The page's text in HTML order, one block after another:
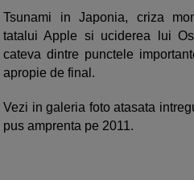
Tsunami in Japonia, criza
tatalui Apple si uciderea lui
cateva dintre punctele
apropie de final.
Vezi in galeria foto atasata
pus amprenta pe 2011.